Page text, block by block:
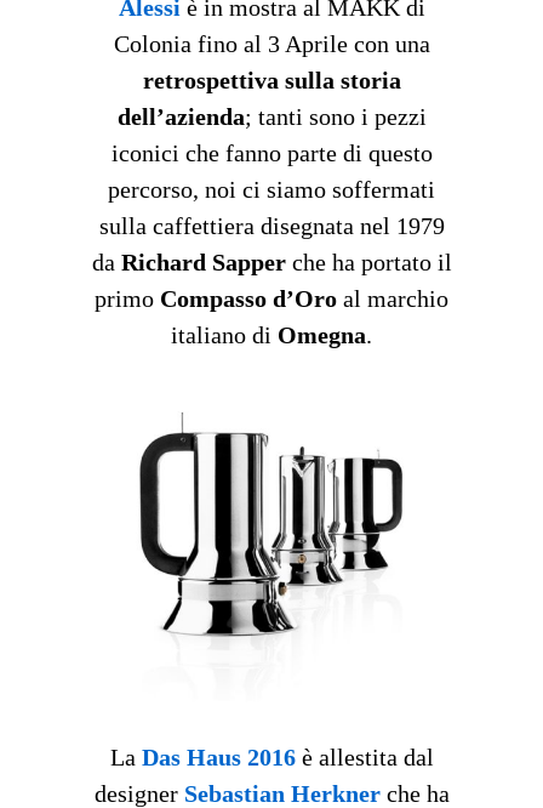
Alessi è in mostra al MAKK di
Colonia fino al 3 Aprile con una
retrospettiva sulla storia
dell’azienda; tanti sono i pezzi
iconici che fanno parte di questo
percorso, noi ci siamo soffermati
sulla caffettiera disegnata nel 1979
da Richard Sapperche ha portato il
primo Compasso d’Oro al marchio
italiano di Omegna.
La Das Haus 2016è allestita dal
designer Sebastian Herknerche ha